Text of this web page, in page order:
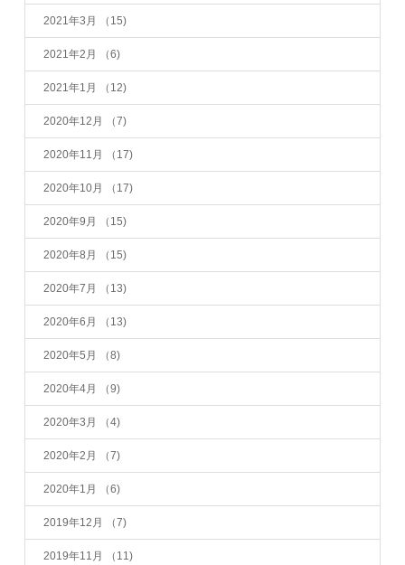
2021年3月 （15)
2021年2月 （6)
2021年1月 （12)
2020年12月 （7)
2020年11月 （17)
2020年10月 （17)
2020年9月 （15)
2020年8月 （15)
2020年7月 （13)
2020年6月 （13)
2020年5月 （8)
2020年4月 （9)
2020年3月 （4)
2020年2月 （7)
2020年1月 （6)
2019年12月 （7)
2019年11月 （11)